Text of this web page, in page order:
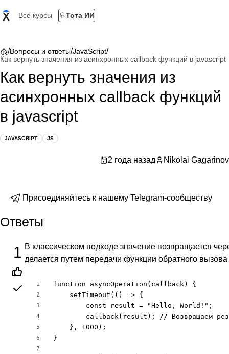
Все курсы Тота ИИ
/Вопросы и ответы/JavaScript/
Как вернуть значения из асинхронных callback функций в javascript
Как вернуть значения из
асинхронных callback функций
в javascript
JAVASCRIPT JS
2 года назад Nikolai Gagarinov
Присоединяйтесь к нашему Telegram-сообществу
Ответы
1 В классическом подходе значение возвращается
делается путем передачи функции обратного
1
2
3
4
5
6
7
function asyncOperation(callback) {
    setTimeout(() => {
        const result = "Hello, World!";
callback(result); // Возвращаем
    }, 1000);
}